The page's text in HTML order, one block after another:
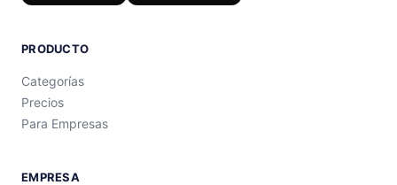
PRODUCTO
Categorías
Precios
Para Empresas
EMPRESA